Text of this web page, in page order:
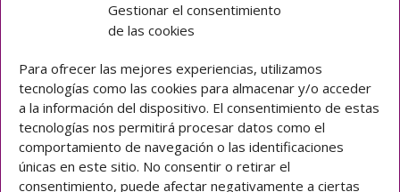
Gestionar el consentimiento
de las cookies
Para ofrecer las mejores experiencias, utilizamos
tecnologías como las cookies para almacenar y/o acceder
a la información del dispositivo. El consentimiento de estas
tecnologías nos permitirá procesar datos como el
comportamiento de navegación o las identificaciones
únicas en este sitio. No consentir o retirar el
consentimiento, puede afectar negativamente a ciertas
Sobre la tienda
Inicio
Mi cuenta
Preguntas frecuentes
Colegio CLARET